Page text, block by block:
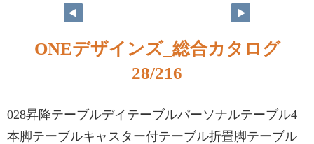
ONEデザインズ_総合カタログ
28/216
028昇降テーブルデイテーブルパーソナルテーブル4
本脚テーブルキャスター付テーブル折畳脚テーブル